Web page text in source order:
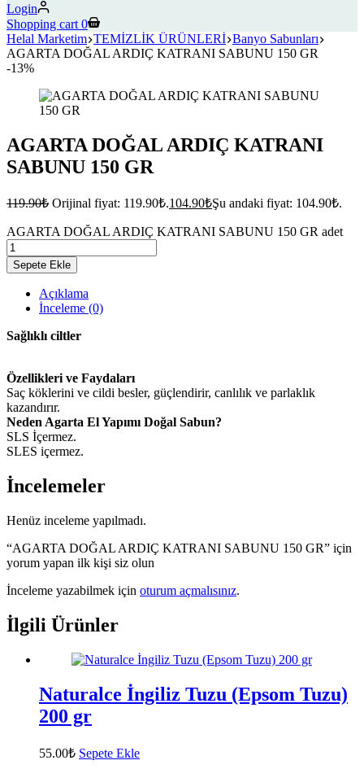
Login
Shopping cart 0
Helal Marketim TEMİZLİK ÜRÜNLERİ Banyo Sabunları
AGARTA DOĞAL ARDIÇ KATRANI SABUNU 150 GR
-13%
AGARTA DOĞAL ARDIÇ KATRANI
SABUNU 150 GR
119.90₺ Orijinal fiyat: 119.90₺.104.90₺Şu andaki fiyat: 104.90₺.
AGARTA DOĞAL ARDIÇ KATRANI SABUNU 150 GR adet
Sepete Ekle
Açıklama
İnceleme (0)
Sağlıklı ciltler
Özellikleri ve Faydaları
Saç köklerini ve cildi besler, güçlendirir, canlılık ve parlaklık
kazandırır.
Neden Agarta El Yapımı Doğal Sabun?
SLS İçermez.
SLES içermez.
İncelemeler
Henüz inceleme yapılmadı.
“AGARTA DOĞAL ARDIÇ KATRANI SABUNU 150 GR” için
yorum yapan ilk kişi siz olun
İnceleme yazabilmek için oturum açmalısınız.
İlgili Ürünler
Naturalce İngiliz Tuzu (Epsom Tuzu)
200 gr
55.00₺ Sepete Ekle